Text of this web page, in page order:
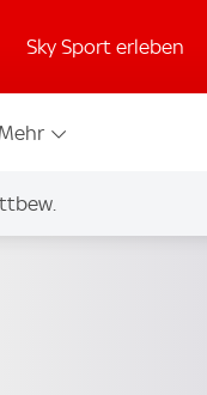
Sky Sport erleben
Mehr